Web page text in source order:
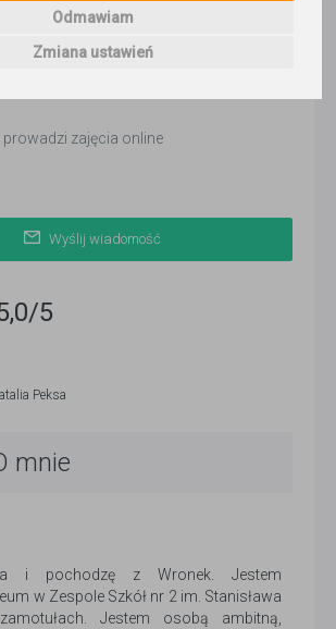
Odmawiam
Zmiana ustawień
temu
prowadzi zajęcia online
Wyślij wiadomość
/5
Peksa
mnie
i pochodzę z Wronek. Jestem
w Zespole Szkół nr 2 im. Stanisława
Jestem osobą ambitną,